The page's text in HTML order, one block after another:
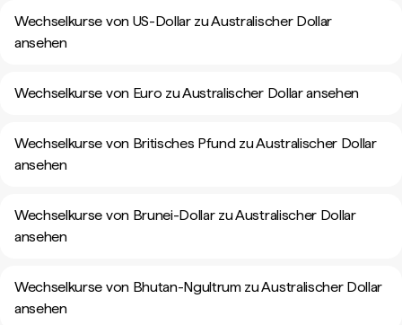
Wechselkurse von US-Dollar zu Australischer Dollar
ansehen
Wechselkurse von Euro zu Australischer Dollar ansehen
Wechselkurse von Britisches Pfund zu Australischer Dollar
ansehen
Wechselkurse von Brunei-Dollar zu Australischer Dollar
ansehen
Wechselkurse von Bhutan-Ngultrum zu Australischer Dollar
ansehen